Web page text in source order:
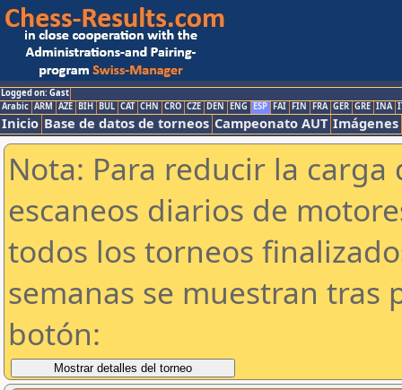
Logged on: Gast
Arabic ARM AZE BIH BUL CAT CHN CRO CZE DEN ENG ESP FAI FIN FRA GER GRE INA
Inicio Base de datos de torneos Campeonato AUT Imágenes
Nota: Para reducir la
escaneos diarios de
todos los torneos
semanas se muestran tras
botón: